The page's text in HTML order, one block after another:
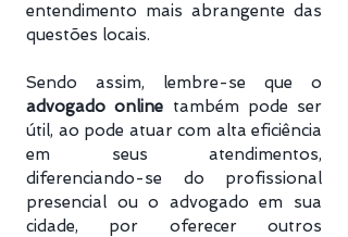
entendimento mais abrangente das
questões locais.
Sendo assim, lembre-se que o
advogado online também pode ser
útil, ao pode atuar com alta eficiência
em seus atendimentos,
diferenciando-se do profissional
presencial ou o advogado em sua
cidade, por oferecer outros